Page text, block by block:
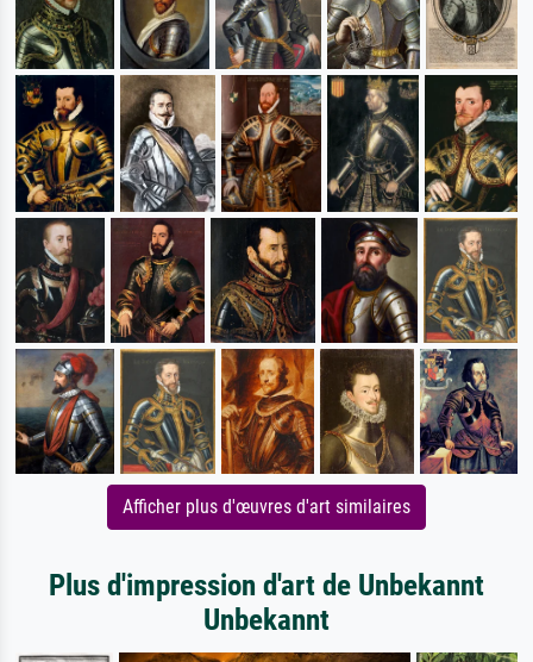
Afficher plus d'œuvres d'art similaires
Plus d'impression d'art de Unbekannt
Unbekannt